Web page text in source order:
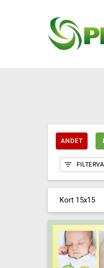
ANDET
Kort 15x15